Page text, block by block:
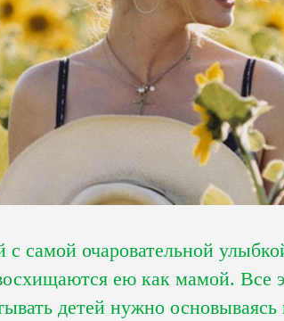
самой очаровательной
ею как мамой. Все
детей нужно